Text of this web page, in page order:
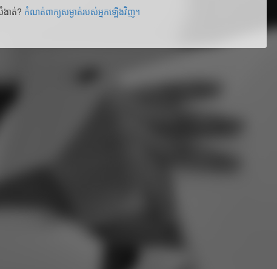
ងាត់​? កំណត់ពាក្យសម្ងាត់របស់អ្នកឡើងវិញ។